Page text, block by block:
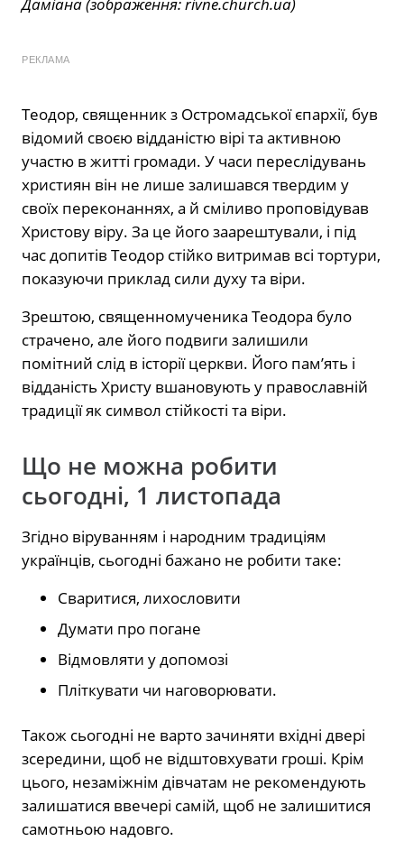
РЕКЛАМА
Теодор, священник з Остромадської єпархії, був
відомий своєю відданістю вірі та активною
участю в житті громади. У часи переслідувань
християн він не лише залишався твердим у
своїх переконаннях, а й сміливо проповідував
Христову віру. За це його заарештували, і під
час допитів Теодор стійко витримав всі тортури,
показуючи приклад сили духу та віри.
Зрештою, священномученика Теодора було
страчено, але його подвиги залишили
помітний слід в історії церкви. Його пам’ять і
відданість Христу вшановують у православній
традиції як символ стійкості та віри.
Що не можна робити
сьогодні, 1 листопада
Згідно віруванням і народним традиціям
українців, сьогодні бажано не робити таке:
Сваритися, лихословити
Думати про погане
Відмовляти у допомозі
Пліткувати чи наговорювати.
Також сьогодні не варто зачиняти вхідні двері
зсередини, щоб не відштовхувати гроші. Крім
цього, незаміжнім дівчатам не рекомендують
залишатися ввечері самій, щоб не залишитися
самотньою надовго.